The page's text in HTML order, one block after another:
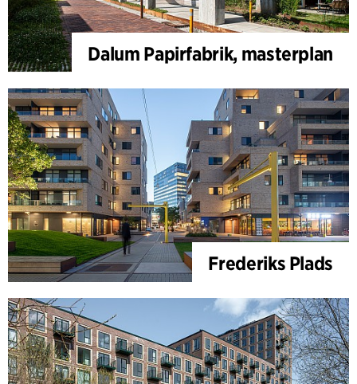
Dalum Papirfabrik, masterplan
Frederiks Plads